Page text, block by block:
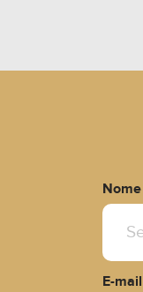
Nome
E-mail